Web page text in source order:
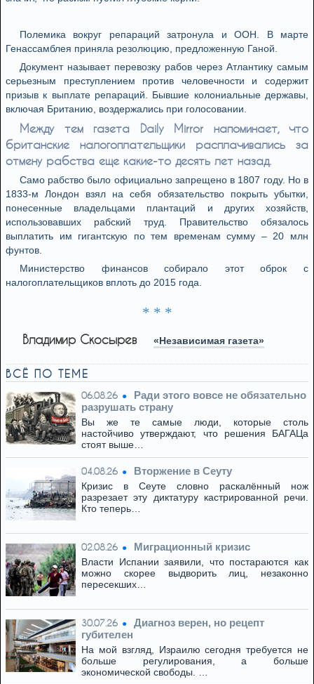
Полемика вокруг репараций затронула и ООН. В марте
Генассамблея приняла резолюцию, предложенную Ганой.
Документ называет перевозку рабов через Атлантику самым
серьезным преступлением против человечности и содержит
призыв к выплате репараций. Бывшие колониальные державы,
включая Британию, воздержались при голосовании.
Между тем газета Daily Mirror напоминает, что
британские налогоплательщики расплачивались за
отмену рабства еще какие-то десять лет назад.
Само рабство было официально запрещено в 1807 году. Но в
1833-м Лондон взял на себя обязательство покрыть убытки,
понесенные владельцами плантаций и других хозяйств,
использовавших рабский труд. Правительство обязалось
выплатить им гигантскую по тем временам сумму – 20 млн
фунтов.
Министерство финансов собирало этот оброк с
налогоплательщиков вплоть до 2015 года.
* * *
Владимир Скосырев «Независимая газета»
ВСЁ ПО ТЕМЕ
06.08.26
Ради этого вовсе не обязательно
разрушать страну
Вы же те самые люди, которые столь
настойчиво утверждают, что решения БАГАЦа
стоят выше…
04.08.26 Вторжение в Сеуту
Кризис в Сеуте словно раскалённый нож
разрезает эту диктатуру кастрированной речи.
Кто теперь…
02.08.26 Миграционный кризис
Власти Испании заявили, что постараются как
можно скорее выдворить лиц, незаконно
пересекших…
30.07.26
Диагноз верен, но рецепт
губителен
На мой взгляд, Израилю сегодня требуется не
больше регулирования, а больше
экономической свободы. …